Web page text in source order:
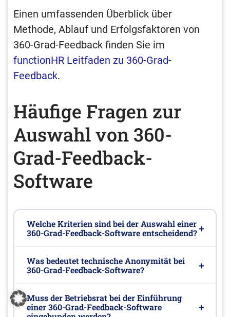
Einen umfassenden Überblick über
Methode, Ablauf und Erfolgsfaktoren von
360-Grad-Feedback finden Sie im
functionHR Leitfaden zu 360-Grad-
Feedback.
Häufige Fragen zur
Auswahl von 360-
Grad-Feedback-
Software
Welche Kriterien sind bei der Auswahl einer
360-Grad-Feedback-Software entscheidend?
Was bedeutet technische Anonymität bei
360-Grad-Feedback-Software?
Muss der Betriebsrat bei der Einführung
einer 360-Grad-Feedback-Software